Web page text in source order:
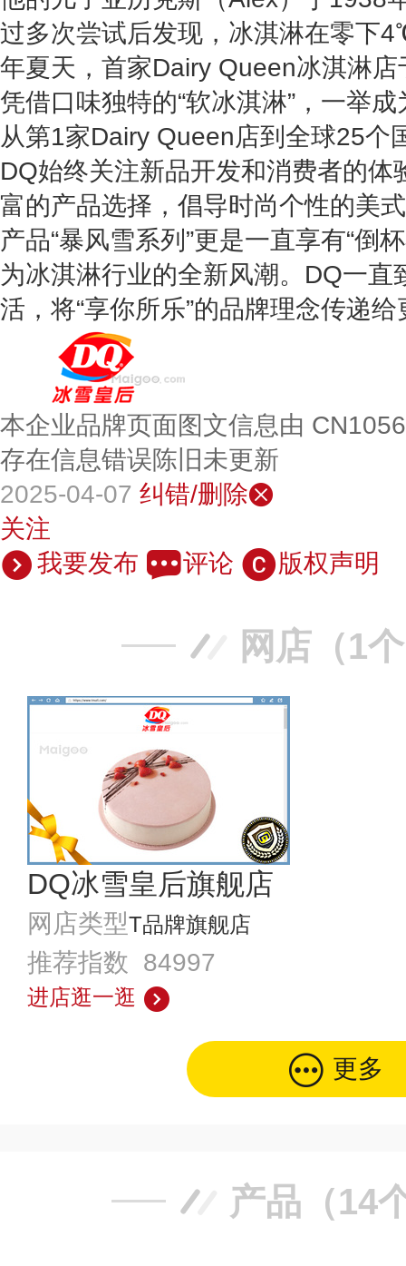
过多次尝试后发现，冰淇淋在零下
年夏天，首家Dairy Queen冰淇淋
凭借口味独特的“软冰淇淋”，一举
从第1家Dairy Queen店到全球25个
DQ始终关注新品开发和消费者的体
富的产品选择，倡导时尚个性的美
产品“暴风雪系列”更是一直享有“倒
为冰淇淋行业的全新风潮。DQ一直
活，将“享你所乐”的品牌理念传递
本企业品牌页面图文信息由
存在信息错误陈旧未更新
2025-04-07 纠错/删除
关注
我要发布
评论 版权声明
网店（1
DQ冰雪皇后旗舰店
网店类型T品牌旗舰店
推荐指数 84997
进店逛一逛
更多
产品（14